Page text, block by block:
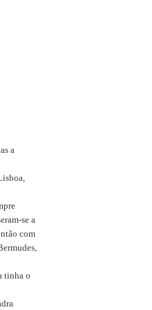
a
se a
com
tinha o